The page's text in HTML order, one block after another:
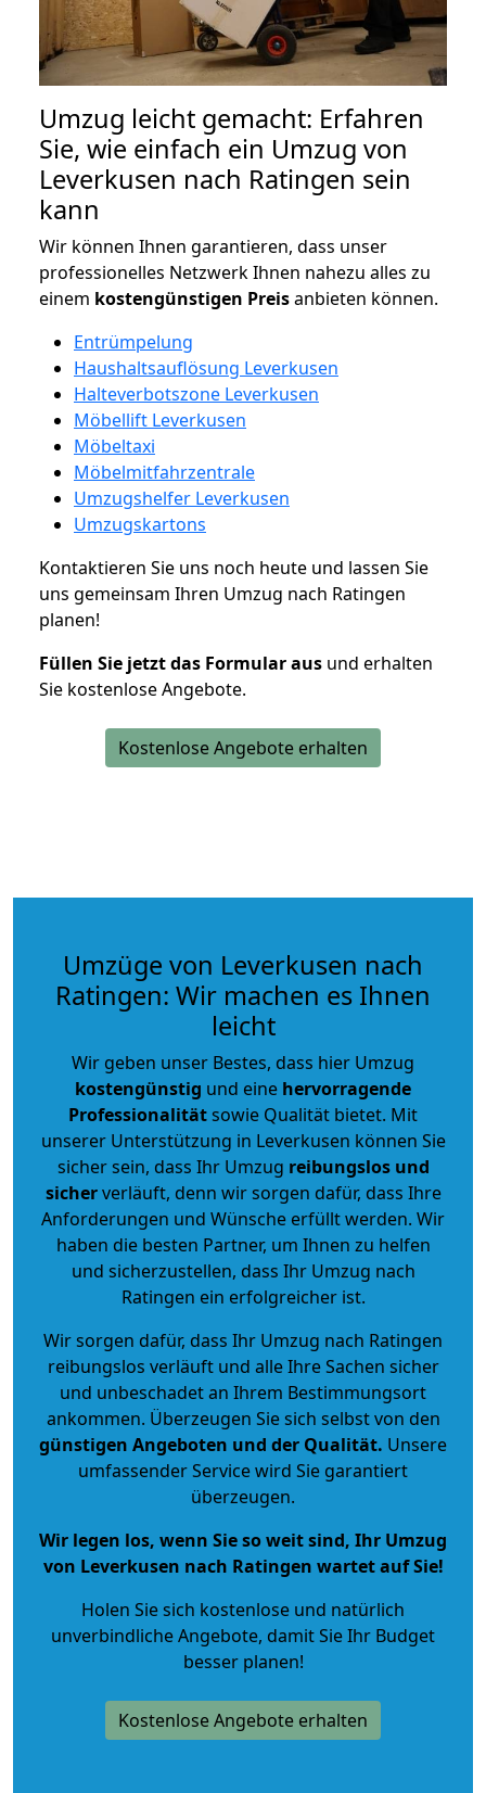
Umzug leicht gemacht: Erfahren
Sie, wie einfach ein Umzug von
Leverkusen nach Ratingen sein
kann
Wir können Ihnen garantieren, dass unser
professionelles Netzwerk Ihnen nahezu alles zu
einem kostengünstigen Preisanbieten können.
Entrümpelung
Haushaltsauflösung Leverkusen
Halteverbotszone Leverkusen
Möbellift Leverkusen
Möbeltaxi
Möbelmitfahrzentrale
Umzugshelfer Leverkusen
Umzugskartons
Kontaktieren Sie uns noch heute und lassen Sie
uns gemeinsam Ihren Umzug nach Ratingen
planen!
Füllen Sie jetzt das Formular aus und erhalten
Sie kostenlose Angebote.
Kostenlose Angebote erhalten
Umzüge von Leverkusen nach
Ratingen: Wir machen es Ihnen
leicht
Wir geben unser Bestes, dass hier Umzug
kostengünstig und eine hervorragende
Professionalitätsowie Qualität bietet. Mit
unserer Unterstützung in Leverkusen können Sie
sicher sein, dass Ihr Umzug reibungslos und
sicherverläuft, denn wir sorgen dafür, dass Ihre
Anforderungen und Wünsche erfüllt werden. Wir
haben die besten Partner, um Ihnen zu helfen
und sicherzustellen, dass Ihr Umzug nach
Ratingen ein erfolgreicher ist.
Wir sorgen dafür, dass Ihr Umzug nach Ratingen
reibungslos verläuft und alle Ihre Sachen sicher
und unbeschadet an Ihrem Bestimmungsort
ankommen. Überzeugen Sie sich selbst von den
günstigen Angeboten und der Qualität. Unsere
umfassender Service wird Sie garantiert
überzeugen.
Wir legen los, wenn Sie so weit sind, Ihr Umzug
von Leverkusen nach Ratingen wartet auf Sie!
Holen Sie sich kostenlose und natürlich
unverbindliche Angebote, damit Sie Ihr Budget
besser planen!
Kostenlose Angebote erhalten